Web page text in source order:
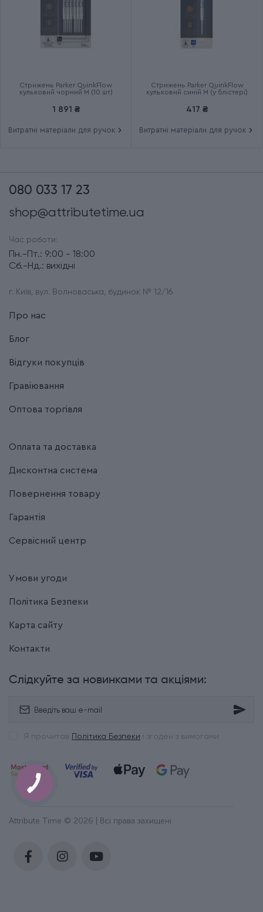
Стрижень Parker QuinkFlow
кульковий чорний M (10 шт)
1 891 ₴
Витратні матеріали для ручок
Стрижень Parker QuinkFlow
кульковий синій M (у блістері)
417 ₴
Витратні матеріали для ручок
080 033 17 23
shop@attributetime.ua
Час роботи:
Пн.-Пт.: 9:00 - 18:00
Сб.-Нд.: вихідні
г. Київ, вул. Волноваська, будинок № 12/16
Про нас
Блог
Відгуки покупців
Гравіювання
Оптова торгівля
Оплата та доставка
Дисконтна система
Повернення товару
Гарантія
Сервісний центр
Умови угоди
Політика Безпеки
Карта сайту
Контакти
Слідкуйте за новинками та акціями:
Я прочитав Політика Безпеки і згоден з вимогами
Attribute Time © 2026 | Всі права захищені